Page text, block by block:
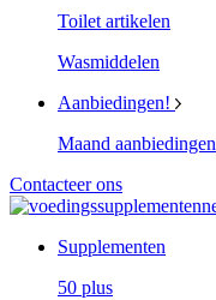
Toilet artikelen
Wasmiddelen
Aanbiedingen!
Maand aanbiedingen
Contacteer ons
Supplementen
50 plus